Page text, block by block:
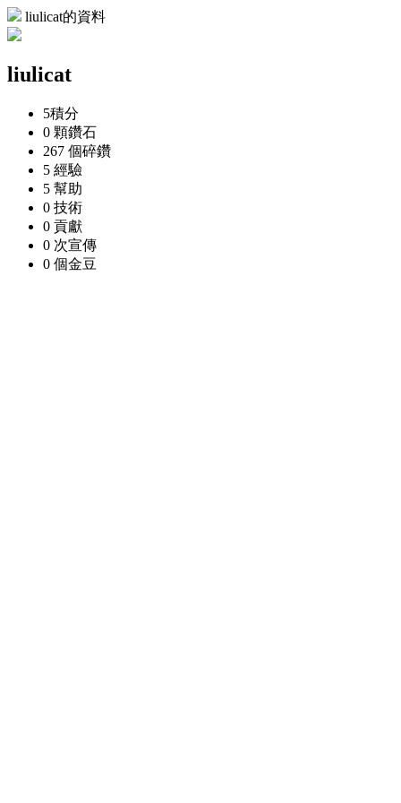
liulicat的資料
liulicat
5積分
0 顆鑽石
267 個碎鑽
5 經驗
5 幫助
0 技術
0 貢獻
0 次宣傳
0 個金豆